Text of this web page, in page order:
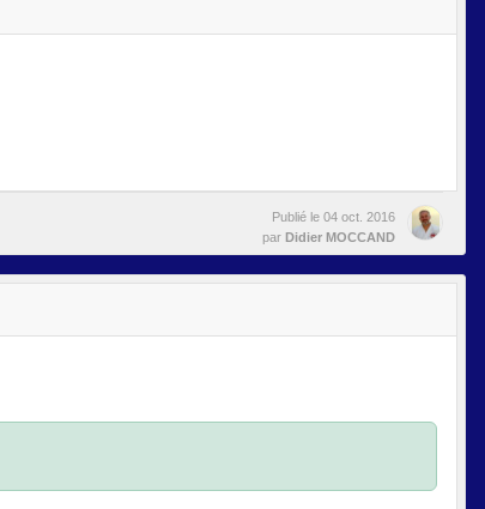
Publié le 04 oct. 2016
par Didier MOCCAND